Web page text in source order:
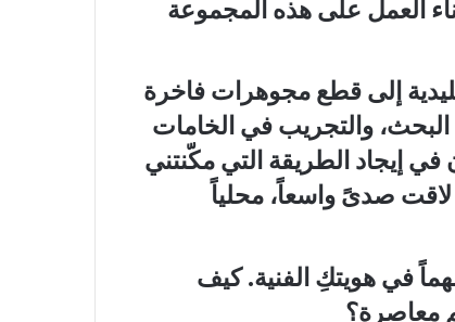
العمل على هذه المجموعة
إلى قطع مجوهرات فاخرة
والتجريب في الخامات
في إيجاد الطريقة التي مكّنتني
صدىً واسعاً، محلياً
في هويتكِ الفنية. كيف
معاصرة؟